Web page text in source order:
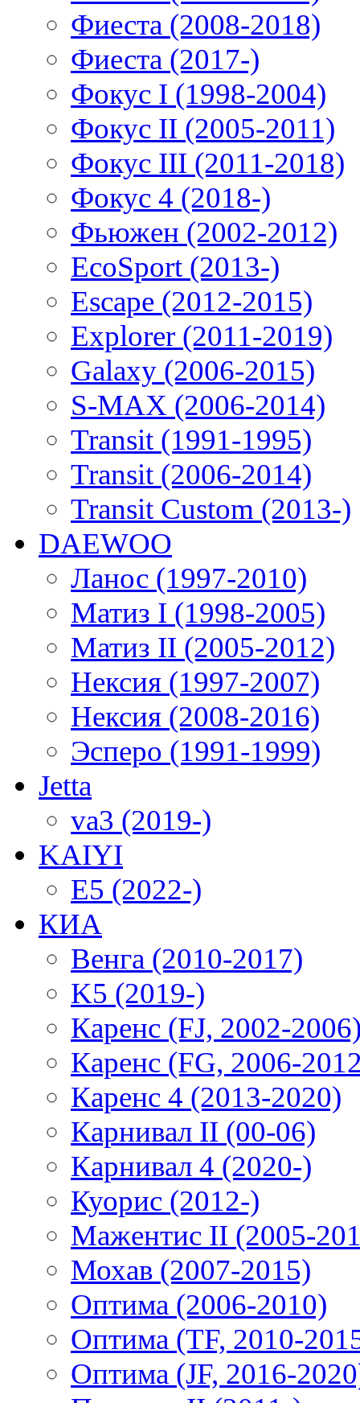
Фиеста (2008-2018)
Фиеста (2017-)
Фокус I (1998-2004)
Фокус II (2005-2011)
Фокус III (2011-2018)
Фокус 4 (2018-)
Фьюжен (2002-2012)
EcoSport (2013-)
Escape (2012-2015)
Explorer (2011-2019)
Galaxy (2006-2015)
S-MAX (2006-2014)
Transit (1991-1995)
Transit (2006-2014)
Transit Custom (2013-)
DAEWOO
Ланос (1997-2010)
Матиз I (1998-2005)
Матиз II (2005-2012)
Нексия (1997-2007)
Нексия (2008-2016)
Эсперо (1991-1999)
Jetta
va3 (2019-)
KAIYI
E5 (2022-)
КИА
Венга (2010-2017)
K5 (2019-)
Каренс (FJ, 2002-
Каренс (FG, 2006-
Каренс 4 (2013-2020)
Карнивал II (00-06)
Карнивал 4 (2020-)
Куорис (2012-)
Мажентис II (2005-
Мохав (2007-2015)
Оптима (2006-2010)
Оптима (TF, 2010-
Оптима (JF, 2016-